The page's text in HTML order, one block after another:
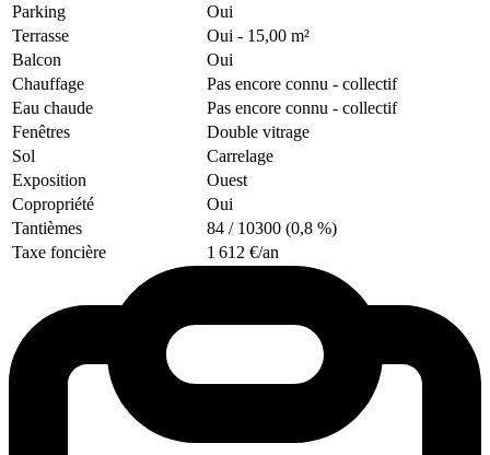
Parking
Oui
Terrasse
Oui - 15,00 m²
Balcon
Oui
Chauffage
Pas encore connu - collectif
Eau chaude
Pas encore connu - collectif
Fenêtres
Double vitrage
Sol
Carrelage
Exposition
Ouest
Copropriété
Oui
Tantièmes
84 / 10300 (0,8 %)
Taxe foncière
1 612 €/an